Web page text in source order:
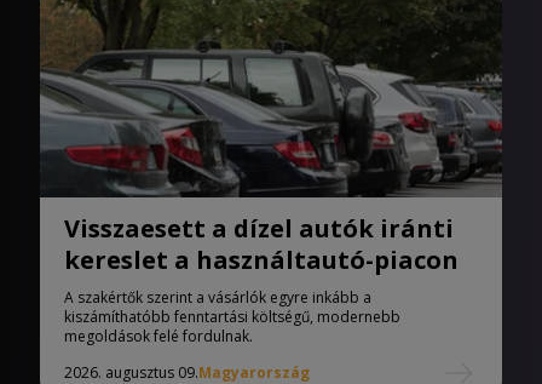
Visszaesett a dízel autók iránti
kereslet a használtautó-piacon
A szakértők szerint a vásárlók egyre inkább a
kiszámíthatóbb fenntartási költségű, modernebb
megoldások felé fordulnak.
2026. augusztus 09.Magyarország